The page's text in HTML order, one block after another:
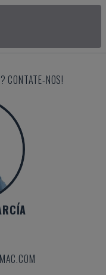
CONTATE-NOS!